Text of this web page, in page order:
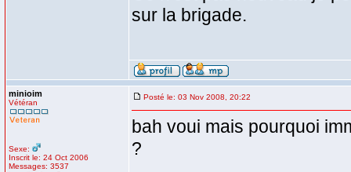
sur la brigade.
minioim
Vétéran
Sexe:
Inscrit le: 24 Oct 2006
Messages: 3537
Posté le: 03 Nov 2008, 20:22
bah voui mais pourquoi
?